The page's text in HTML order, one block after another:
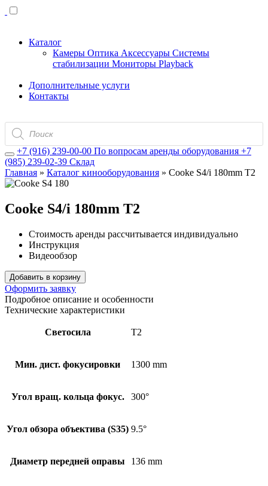
Каталог
Камеры Оптика Аксессуары Системы
стабилизации Мониторы Playback
Дополнительные услуги
Контакты
Поиск
товаров
+7 (916) 239-00-00 По вопросам аренды оборудования +7
(985) 239-02-39 Склад
Главная » Каталог кинооборудования » Cooke S4/i 180mm T2
Cooke S4/i 180mm T2
Стоимость аренды рассчитывается индивидуально
Инструкция
Видеообзор
Добавить в корзину
Оформить заявку
Подробное описание и особенности
Технические характеристики
Светосила T2
Мин. дист. фокусировки 1300 mm
Угол вращ. кольца фокус. 300°
Угол обзора объектива (S35) 9.5°
Диаметр передней оправы 136 mm